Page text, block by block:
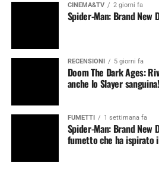
CINEMA&TV 2 giorni fa
Spider-Man: Brand New
RECENSIONI 5 giorni fa
Doom The Dark Ages:
anche lo Slayer sanguina!
FUMETTI 1 settimana fa
Spider-Man: Brand New
fumetto che ha ispirato